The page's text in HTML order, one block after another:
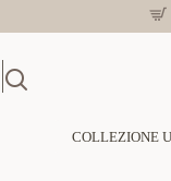
COLLEZIONE